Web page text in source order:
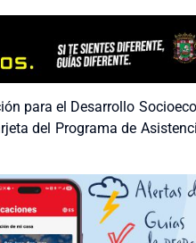
para el Desarrollo
del Programa de